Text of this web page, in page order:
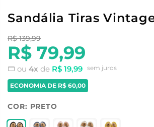
Sandália Tiras
R$ 139,99
R$ 79,99
ou 4x de R$ 19,99 sem juros
ECONOMIA DE R$ 60,00
COR: PRETO